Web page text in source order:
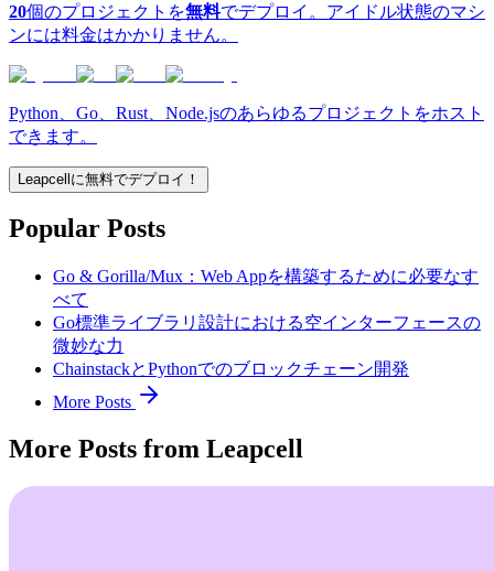
20個のプロジェクトを無料でデプロイ。アイドル状態のマシ
ンには料金はかかりません。
Python、Go、Rust、Node.jsのあらゆるプロジェクトをホスト
できます。
Leapcellに無料でデプロイ！
Popular Posts
Go & Gorilla/Mux：Web Appを構築するために必要なす
べて
Go標準ライブラリ設計における空インターフェースの
微妙な力
ChainstackとPythonでのブロックチェーン開発
More Posts
More Posts from Leapcell